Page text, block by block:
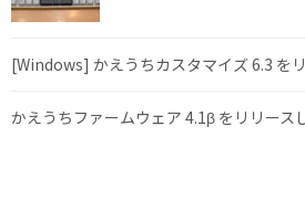
[Windows] かえうちカスタマイズ 6.3 を
かえうちファームウェア 4.1β をリリース